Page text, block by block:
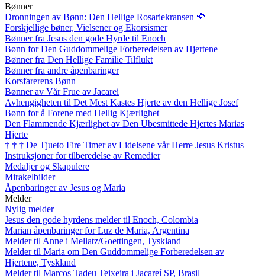
Bønner
Dronningen av Bønn: Den Hellige Rosariekransen 🌹
Forskjellige bøner, Vielsener og Ekorsismer
Bønner fra Jesus den gode Hyrde til Enoch
Bønn for Den Guddommelige Forberedelsen av Hjertene
Bønner fra Den Hellige Familie Tilflukt
Bønner fra andre åpenbaringer
Korsfarerens Bønn
Bønner av Vår Frue av Jacarei
Avhengigheten til Det Mest Kastes Hjerte av den Hellige Josef
Bønn for å Forene med Hellig Kjærlighet
Den Flammende Kjærlighet av Den Ubesmittede Hjertes Marias
Hjerte
† † † De Tjueto Fire Timer av Lidelsene vår Herre Jesus Kristus
Instruksjoner for tilberedelse av Remedier
Medaljer og Skapulere
Mirakelbilder
Åpenbaringer av Jesus og Maria
Melder
Nylig melder
Jesus den gode hyrdens melder til Enoch, Colombia
Marian åpenbaringer for Luz de Maria, Argentina
Melder til Anne i Mellatz/Goettingen, Tyskland
Melder til Maria om Den Guddommelige Forberedelsen av
Hjertene, Tyskland
Melder til Marcos Tadeu Teixeira i Jacareí SP, Brasil